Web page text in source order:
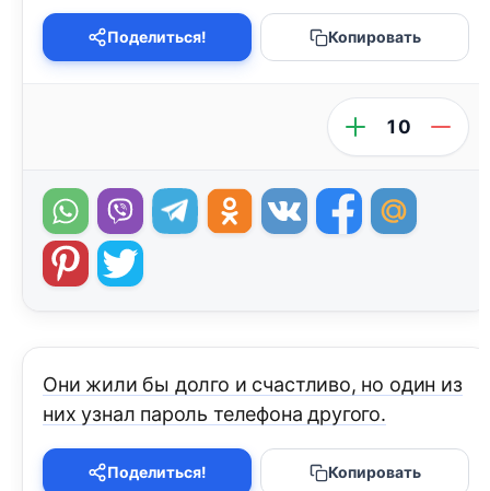
Поделиться! Копировать
10
Они жили бы долго и счастливо, но один из
них узнал пароль телефона другого.
Поделиться! Копировать